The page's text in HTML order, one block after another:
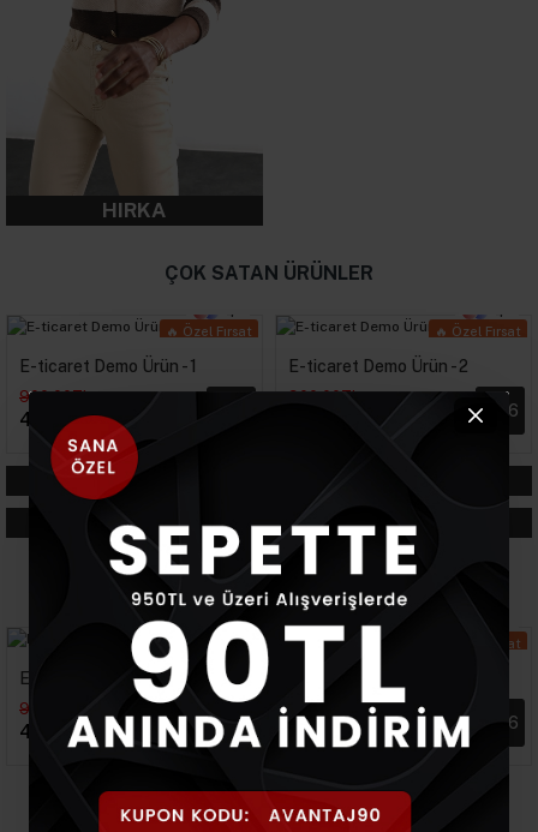
HIRKA
ÇOK SATAN ÜRÜNLER
🔥 Özel Fırsat
🚛 Hızlı Kargo
4
E-ticaret Demo Ürün - 1
400,00TL
900,00TL
🔥 Özel Fırsat
🚛 Hızlı Kargo
4
E-ticaret Demo Ürün - 2
900,00TL
%56
TAYT
ETEK
JEAN
CEKET
YENİ GELENLER
🔥 Özel Fırsat
🔔 Yeni
🚛 Hızlı Kargo
4
E-ticaret Demo Ürün - 1
400,00TL
900,00TL
%56
🔥 Özel Fırsat
400,00TL
900,00TL
%56